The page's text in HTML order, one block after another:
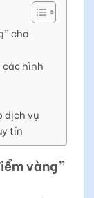
cho
các hình
dịch vụ
tín
vàng”